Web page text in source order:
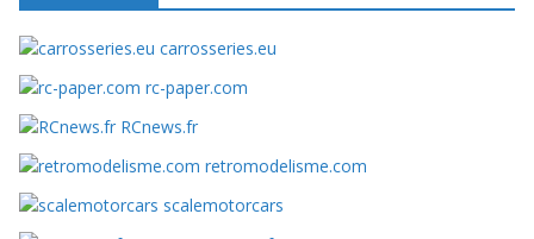
carrosseries.eu
rc-paper.com
RCnews.fr
retromodelisme.com
scalemotorcars